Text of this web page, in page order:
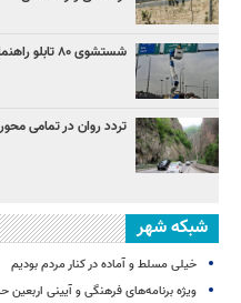
شستشوی ۸۰ تابلو راهنمای مسیر با استفاده از بالابر
تردد روان در تمامی
شبکه شهر
خیلی مسلط و آماده در کنار مردم بودیم
ویژه برنامه‌های فرهنگی و آیینی اربعین